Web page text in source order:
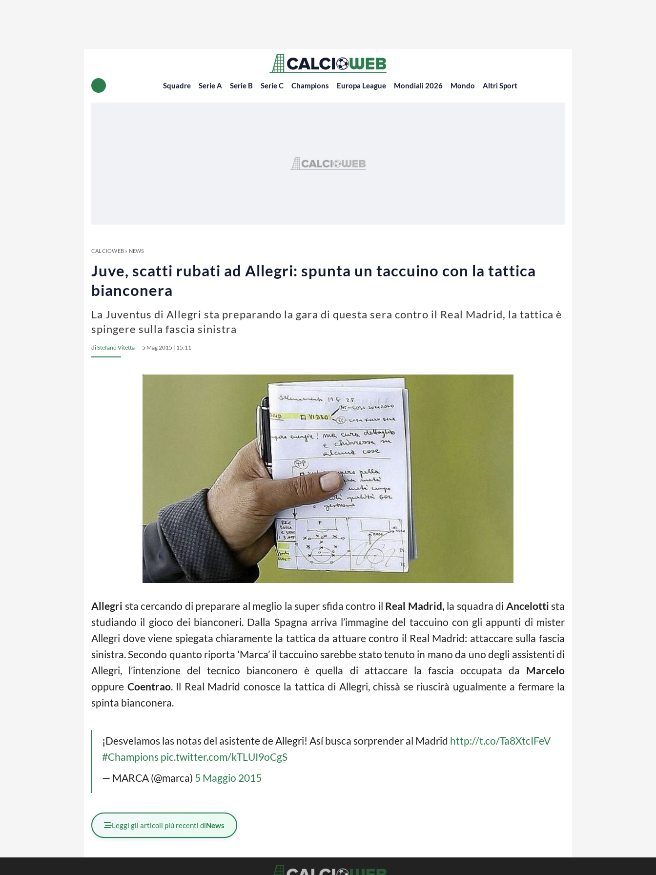
Squadre Serie A Serie B Serie C Champions Europa League Mondiali 2026 Mondo Altri Sport
CALCIOWEB» NEWS
Juve, scatti rubati ad Allegri: spunta un taccuino con la tattica
bianconera
La Juventus di Allegri sta preparando la gara di questa sera contro il Real Madrid, la tattica è
spingere sulla fascia sinistra
diStefano Vitetta 5 Mag 2015 | 15:11
Allegri sta cercando di preparare al meglio la super sfida contro il Real Madrid, la squadra di Ancelotti sta
studiando il gioco dei bianconeri. Dalla Spagna arriva l’immagine del taccuino con gli appunti di mister
Allegri dove viene spiegata chiaramente la tattica da attuare contro il Real Madrid: attaccare sulla fascia
sinistra. Secondo quanto riporta ‘Marca’ il taccuino sarebbe stato tenuto in mano da uno degli assistenti di
Allegri, l’intenzione del tecnico bianconero è quella di attaccare la fascia occupata da Marcelo
oppure Coentrao. Il Real Madrid conosce la tattica di Allegri, chissà se riuscirà ugualmente a fermare la
spinta bianconera.
¡Desvelamos las notas del asistente de Allegri! Así busca sorprender al Madrid http://t.co/Ta8XtcIFeV
#Champions pic.twitter.com/kTLUI9oCgS
— MARCA (@marca) 5 Maggio 2015
Leggi gli articoli più recenti diNews